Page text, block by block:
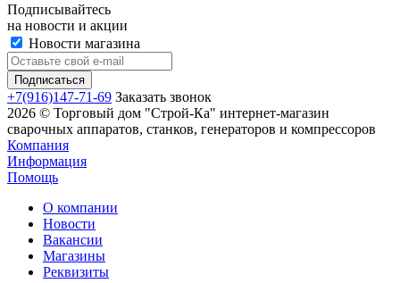
Подписывайтесь
на новости и акции
Новости магазина
+7(916)147-71-69 Заказать звонок
2026 © Торговый дом "Строй-Ка" интернет-магазин
сварочных аппаратов, станков, генераторов и компрессоров
Компания
Информация
Помощь
О компании
Новости
Вакансии
Магазины
Реквизиты